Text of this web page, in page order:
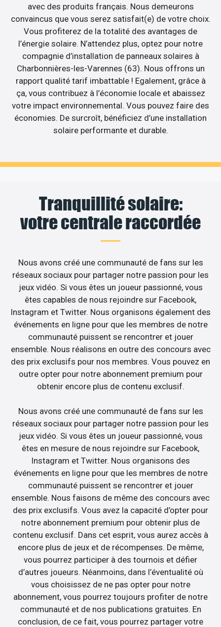
avec des produits français. Nous demeurons
convaincus que vous serez satisfait(e) de votre choix.
Vous profiterez de la totalité des avantages de
l’énergie solaire. N’attendez plus, optez pour notre
compagnie d’installation de panneaux solaires à
Charbonnières-les-Varennes (63). Nous offrons un
rapport qualité tarif imbattable ! Egalement, grâce à
ça, vous contribuez à l’économie locale et abaissez
votre impact environnemental. Vous pouvez faire des
économies. De surcroît, bénéficiez d’une installation
solaire performante et durable.
Tranquillité solaire:
votre centrale raccordée
Nous avons créé une communauté de fans sur les
réseaux sociaux pour partager notre passion pour les
jeux vidéo. Si vous êtes un joueur passionné, vous
êtes capables de nous rejoindre sur Facebook,
Instagram et Twitter. Nous organisons également des
événements en ligne pour que les membres de notre
communauté puissent se rencontrer et jouer
ensemble. Nous réalisons en outre des concours avec
des prix exclusifs pour nos membres. Vous pouvez en
outre opter pour notre abonnement premium pour
obtenir encore plus de contenu exclusif.
Nous avons créé une communauté de fans sur les
réseaux sociaux pour partager notre passion pour les
jeux vidéo. Si vous êtes un joueur passionné, vous
êtes en mesure de nous rejoindre sur Facebook,
Instagram et Twitter. Nous organisons des
événements en ligne pour que les membres de notre
communauté puissent se rencontrer et jouer
ensemble. Nous faisons de même des concours avec
des prix exclusifs. Vous avez la capacité d’opter pour
notre abonnement premium pour obtenir plus de
contenu exclusif. Dans cet esprit, vous aurez accès à
encore plus de jeux et de récompenses. De même,
vous pourrez participer à des tournois et défier
d’autres joueurs. Néanmoins, dans l’éventualité où
vous choisissez de ne pas opter pour notre
abonnement, vous pourrez toujours profiter de notre
communauté et de nos publications gratuites. En
conclusion, de ce fait, vous pourrez partager votre